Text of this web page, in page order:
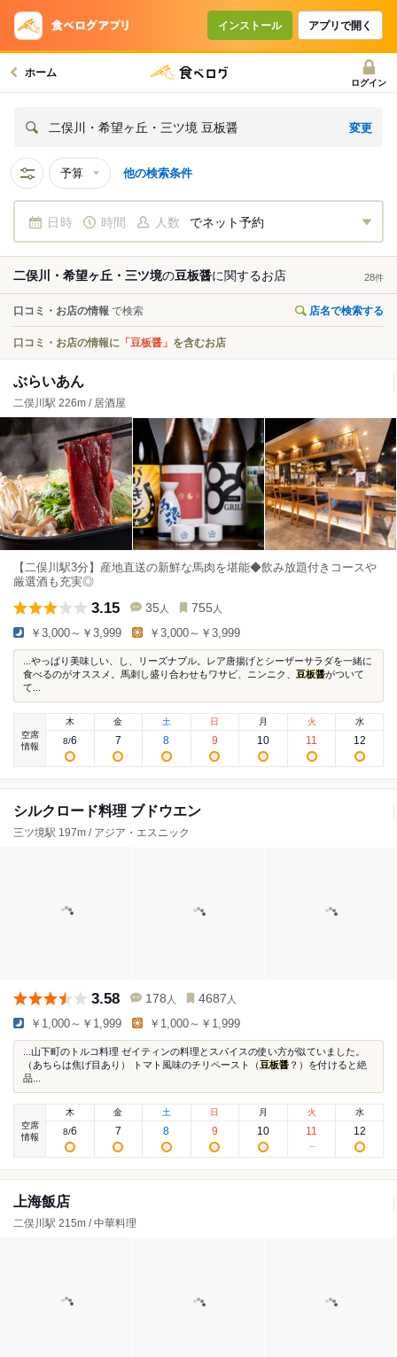
インストール アプリで開く
ホーム
ログイン
二俣川・希望ヶ丘・三ツ境 豆板醤 変更
予算 他の検索条件
日時 時間 人数 でネット予約
二俣川・希望ヶ丘・三ツ境の豆板醤に関するお店 28件
口コミ・お店の情報 で検索 店名で検索する
口コミ・お店の情報に 「豆板醤」 を含むお店
ぶらいあん
二俣川駅 226m / 居酒屋
【二俣川駅3分】産地直送の新鮮な馬肉を堪能◆飲み放題付きコースや
厳選酒も充実◎
3.15 35 人 755 人
￥3,000～￥3,999 ￥3,000～￥3,999
...やっぱり美味しい、し、リーズナブル。レア唐揚げとシーザーサラダを一緒に
食べるのがオススメ。馬刺し盛り合わせもワサビ、ニンニク、
豆板醤がついて
て...
空席
情報
木
8/6
金
7
土
8
日
9
月
10
火
11
水
12
シルクロード料理 ブドウエン
三ツ境駅 197m / アジア・エスニック
3.58 178 人 4687 人
￥1,000～￥1,999 ￥1,000～￥1,999
...山下町のトルコ料理 ゼイティンの料理とスパイスの使い方が似ていました。
（あちらは焦げ目あり） トマト風味のチリペースト（ 豆板醤 ？）を付けると絶
品...
空席
情報
木
8/6
金
7
土
8
日
9
月
10
火
11
水
12
上海飯店
二俣川駅 215m / 中華料理